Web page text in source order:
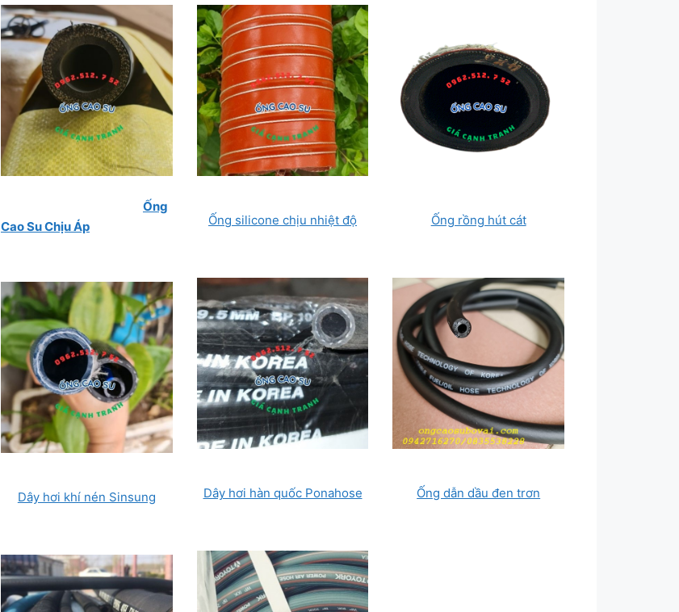
Ống
Cao Su Chịu Áp
Dây hơi khí nén Sinsung
Ống silicone chịu nhiệt độ
Dây hơi hàn quốc Ponahose
Ống rồng hút cát
Ống dẫn dầu đen trơn